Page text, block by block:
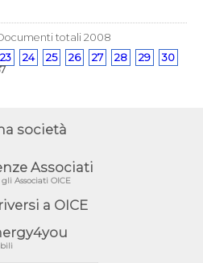
totali 2008
23 24 25 26 27 28 29
30
società
Associati
Associati OICE
a OICE